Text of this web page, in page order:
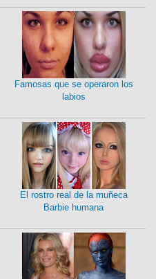
Famosas que se operaron los
labios
El rostro real de la muñeca
Barbie humana